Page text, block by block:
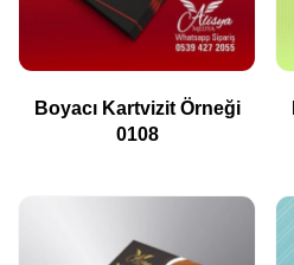
Boyacı Kartvizit Örneği
0108